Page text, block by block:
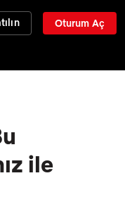
Oturum Aç
ile